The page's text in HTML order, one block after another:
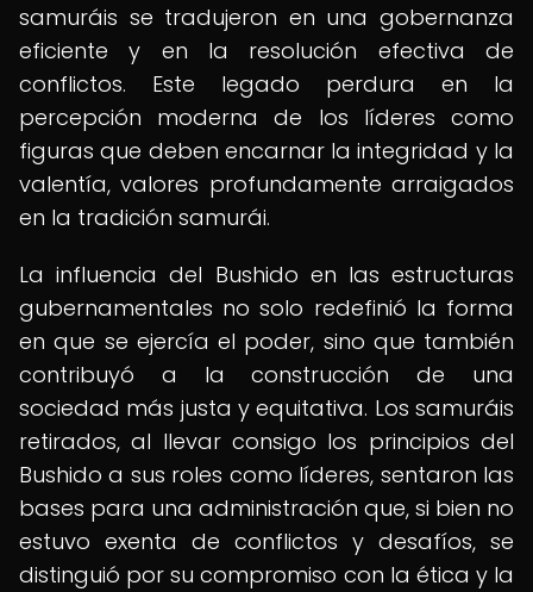
samuráis se tradujeron en una gobernanza
eficiente y en la resolución efectiva de
conflictos. Este legado perdura en la
percepción moderna de los líderes como
figuras que deben encarnar la integridad y la
valentía, valores profundamente arraigados
en la tradición samurái.
La influencia del Bushido en las estructuras
gubernamentales no solo redefinió la forma
en que se ejercía el poder, sino que también
contribuyó a la construcción de una
sociedad más justa y equitativa. Los samuráis
retirados, al llevar consigo los principios del
Bushido a sus roles como líderes, sentaron las
bases para una administración que, si bien no
estuvo exenta de conflictos y desafíos, se
distinguió por su compromiso con la ética y la